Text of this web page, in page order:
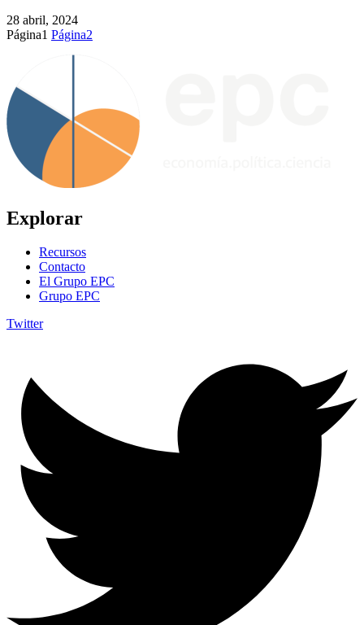
28 abril, 2024
Página1 Página2
Explorar
Recursos
Contacto
El Grupo EPC
Grupo EPC
Twitter